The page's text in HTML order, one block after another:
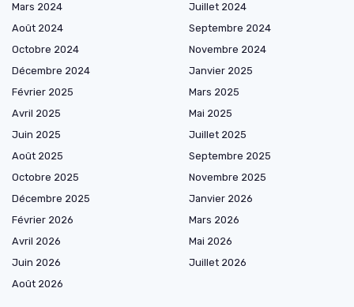
Mars 2024
Juillet 2024
Août 2024
Septembre 2024
Octobre 2024
Novembre 2024
Décembre 2024
Janvier 2025
Février 2025
Mars 2025
Avril 2025
Mai 2025
Juin 2025
Juillet 2025
Août 2025
Septembre 2025
Octobre 2025
Novembre 2025
Décembre 2025
Janvier 2026
Février 2026
Mars 2026
Avril 2026
Mai 2026
Juin 2026
Juillet 2026
Août 2026